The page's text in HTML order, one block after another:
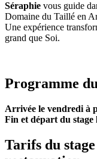
Séraphie vous guide
Domaine du Taillé en
Une expérience
grand que Soi.
Programme
Arrivée le vendredi à
Fin et départ du stage
Tarifs du